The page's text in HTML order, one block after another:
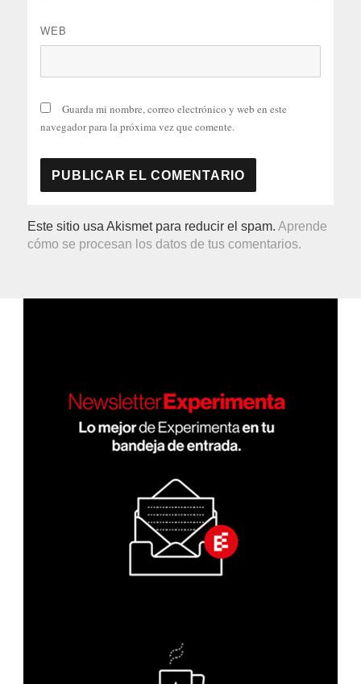
WEB
Guarda mi nombre, correo electrónico y web en este
navegador para la próxima vez que comente.
Este sitio usa Akismet para reducir el spam.Aprende
cómo se procesan los datos de tus comentarios.